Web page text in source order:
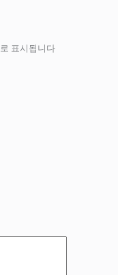
로 표시됩니다